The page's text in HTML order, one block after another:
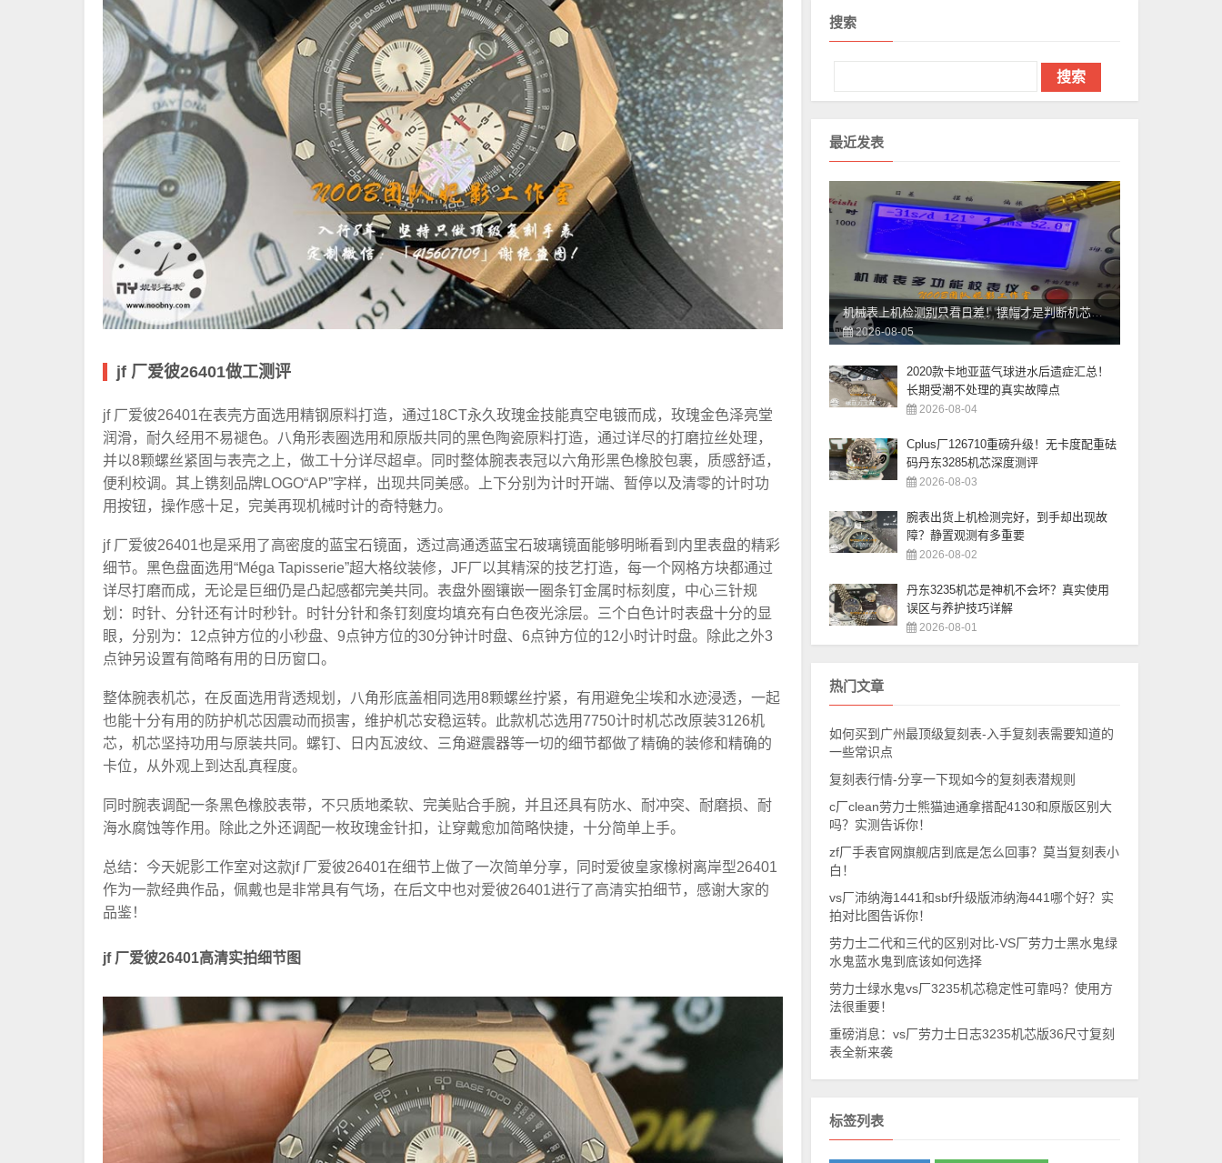
jf 厂爱彼26401做工测评
jf 厂爱彼26401在表壳方面选用精钢原料打造，通过18CT永久玫瑰金技能真空电镀而成，玫瑰金色泽亮堂
润滑，耐久经用不易褪色。八角形表圈选用和原版共同的黑色陶瓷原料打造，通过详尽的打磨拉丝处理，
并以8颗螺丝紧固与表壳之上，做工十分详尽超卓。同时整体腕表表冠以六角形黑色橡胶包裹，质感舒适，
便利校调。其上镌刻品牌LOGO“AP”字样，出现共同美感。上下分别为计时开端、暂停以及清零的计时功
用按钮，操作感十足，完美再现机械时计的奇特魅力。
jf 厂爱彼26401也是采用了高密度的蓝宝石镜面，透过高通透蓝宝石玻璃镜面能够明晰看到内里表盘的精彩
细节。黑色盘面选用“Méga Tapisserie”超大格纹装修，JF厂以其精深的技艺打造，每一个网格方块都通过
详尽打磨而成，无论是巨细仍是凸起感都完美共同。表盘外圈镶嵌一圈条钉金属时标刻度，中心三针规
划：时针、分针还有计时秒针。时针分针和条钉刻度均填充有白色夜光涂层。三个白色计时表盘十分的显
眼，分别为：12点钟方位的小秒盘、9点钟方位的30分钟计时盘、6点钟方位的12小时计时盘。除此之外3
点钟另设置有简略有用的日历窗口。
整体腕表机芯，在反面选用背透规划，八角形底盖相同选用8颗螺丝拧紧，有用避免尘埃和水迹浸透，一起
也能十分有用的防护机芯因震动而损害，维护机芯安稳运转。此款机芯选用7750计时机芯改原装3126机
芯，机芯坚持功用与原装共同。螺钉、日内瓦波纹、三角避震器等一切的细节都做了精确的装修和精确的
卡位，从外观上到达乱真程度。
同时腕表调配一条黑色橡胶表带，不只质地柔软、完美贴合手腕，并且还具有防水、耐冲突、耐磨损、耐
海水腐蚀等作用。除此之外还调配一枚玫瑰金针扣，让穿戴愈加简略快捷，十分简单上手。
总结：今天妮影工作室对这款jf 厂爱彼26401在细节上做了一次简单分享，同时爱彼皇家橡树离岸型26401
作为一款经典作品，佩戴也是非常具有气场，在后文中也对爱彼26401进行了高清实拍细节，感谢大家的
品鉴！
jf 厂爱彼26401高清实拍细节图
搜索
最近发表
机械表上机检测别只看日差！摆幅才是判断机芯会不会偷停的关键
2026-08-05
2020款卡地亚蓝气球进水后遗症汇总！
长期受潮不处理的真实故障点
2026-08-04
Cplus厂126710重磅升级！无卡度配重砝
码丹东3285机芯深度测评
2026-08-03
腕表出货上机检测完好，到手却出现故
障？静置观测有多重要
2026-08-02
丹东3235机芯是神机不会坏？真实使用
误区与养护技巧详解
2026-08-01
热门文章
如何买到广州最顶级复刻表-入手复刻表需要知道的
一些常识点
复刻表行情-分享一下现如今的复刻表潜规则
c厂clean劳力士熊猫迪通拿搭配4130和原版区别大
吗？实测告诉你！
zf厂手表官网旗舰店到底是怎么回事？莫当复刻表小
白！
vs厂沛纳海1441和sbf升级版沛纳海441哪个好？实
拍对比图告诉你！
劳力士二代和三代的区别对比-VS厂劳力士黑水鬼绿
水鬼蓝水鬼到底该如何选择
劳力士绿水鬼vs厂3235机芯稳定性可靠吗？使用方
法很重要！
重磅消息：vs厂劳力士日志3235机芯版36尺寸复刻
表全新来袭
标签列表